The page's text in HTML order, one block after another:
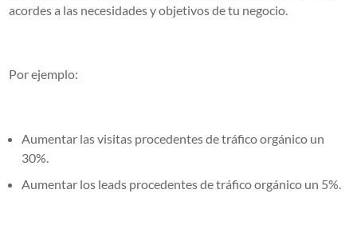
acordes a las necesidades y objetivos de tu negocio.
Por ejemplo:
Aumentar las visitas procedentes de tráfico orgánico un
30%.
Aumentar los leads procedentes de tráfico orgánico un 5%.